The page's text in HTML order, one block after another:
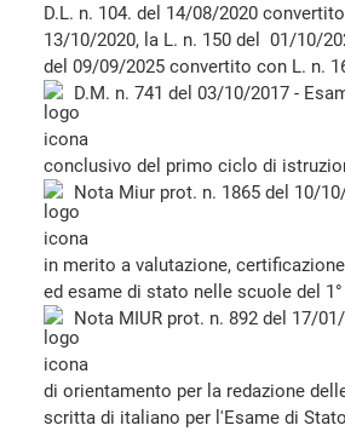
D.L. n. 104. del 14/08/2020
13/10/2020, la L. n. 150 del 01/10/
del 09/09/2025 convertito con L. n.
D.M. n. 741 del 03/10/2017 -
conclusivo del primo ciclo di
Nota Miur prot. n. 1865 del 10/
in merito a valutazione,
ed esame di stato nelle scuole del
Nota MIUR prot. n. 892 del 17/
di orientamento per la redazione
scritta di italiano per l'Esame di